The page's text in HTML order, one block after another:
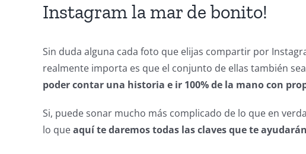
Instagram la mar de bonito!
Sin duda alguna cada foto que elijas compartir por
realmente importa es que el conjunto de ellas también sea
podercontar una historia e ir 100% de la mano con
Si, puede sonar mucho más complicado de lo que en
lo queaquí te daremos todas las claves que te